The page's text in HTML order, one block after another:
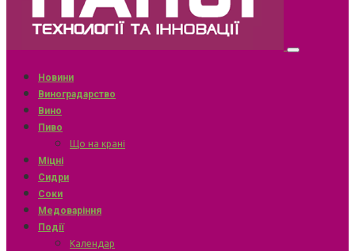
Новини
Виноградарство
Вино
Пиво
Що на крані
Міцні
Сидри
Соки
Медоваріння
Події
Календар